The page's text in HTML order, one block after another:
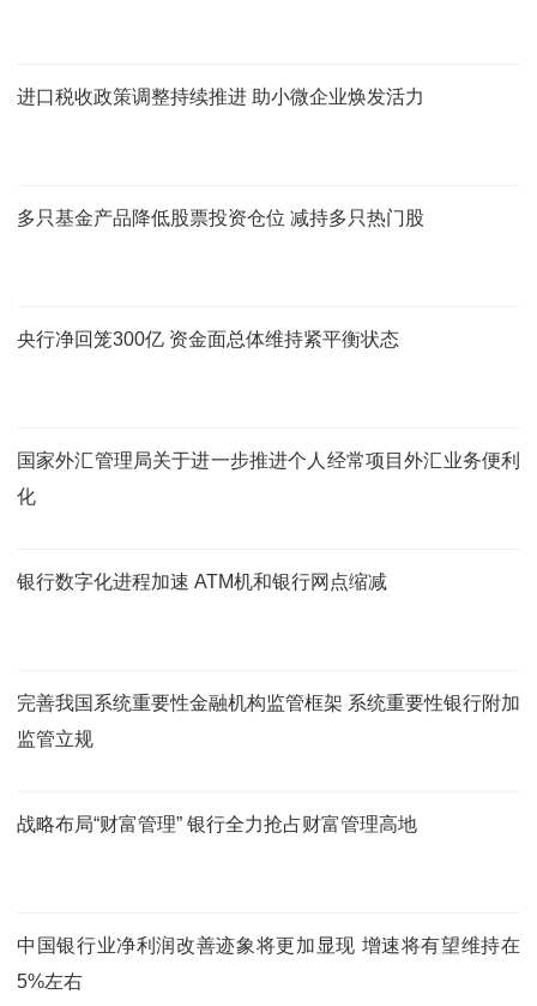
进口税收政策调整持续推进 助小微企业焕发活力
多只基金产品降低股票投资仓位 减持多只热门股
央行净回笼300亿 资金面总体维持紧平衡状态
国家外汇管理局关于进一步推进个人经常项目外汇业务便利
化
银行数字化进程加速 ATM机和银行网点缩减
完善我国系统重要性金融机构监管框架 系统重要性银行附加
监管立规
战略布局“财富管理” 银行全力抢占财富管理高地
中国银行业净利润改善迹象将更加显现 增速将有望维持在
5%左右